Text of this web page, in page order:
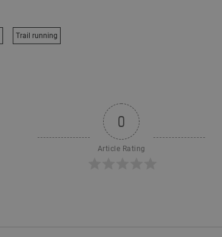
Trail running
0
Article Rating